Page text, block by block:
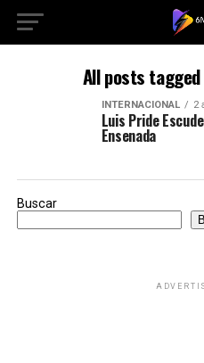
All posts
INTERNACIONAL 2
Luis Pride
Ensenada
Buscar